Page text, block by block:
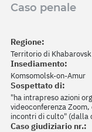
Caso penale
Regione:
Territorio di Khabarovsk
Insediamento:
Komsomolsk-on-Amur
Sospettato di:
"ha intrapreso azioni
videoconferenza
incontri di culto" (dalla
Caso giudiziario nr.: